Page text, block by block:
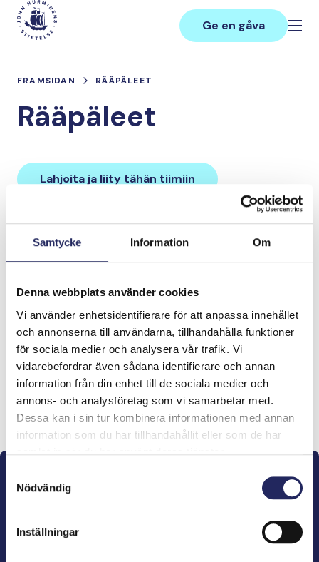
Samtycke Information Om
Denna webbplats använder cookies
Vi använder enhetsidentifierare för att anpassa innehållet
och annonserna till användarna, tillhandahålla funktioner
för sociala medier och analysera vår trafik. Vi
vidarebefordrar även sådana identifierare och annan
information från din enhet till de sociala medier och
annons- och analysföretag som vi samarbetar med.
Dessa kan i sin tur kombinera informationen med annan
information som du har tillhandahållit eller som de har
Nödvändig
Inställningar
Hoppa
innehåll
Main
Ge en gåva
FRAMSIDAN RÄÄPÄLEET
Rääpäleet
Lahjoita ja liity tähän tiimiin
Tiimin lahjoitukset yhteensä:
Tiimille tehdyt
lahjoitukset
Lahjoita ja liity tähän tiimiin